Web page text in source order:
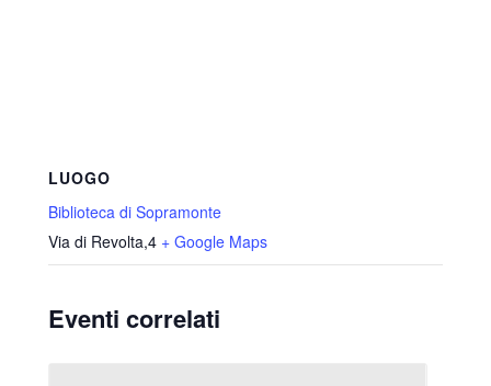
LUOGO
Biblioteca di Sopramonte
Via di Revolta,4 + Google Maps
Eventi correlati